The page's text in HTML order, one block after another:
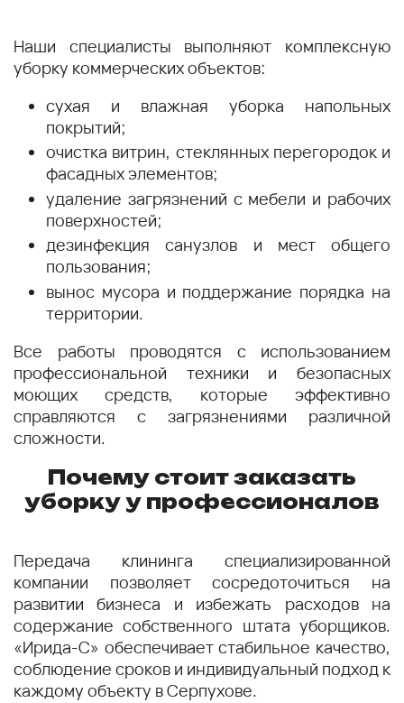
Наши специалисты выполняют комплексную
уборку коммерческих объектов:
сухая и влажная уборка напольных
покрытий;
очистка витрин, стеклянных перегородок и
фасадных элементов;
удаление загрязнений с мебели и рабочих
поверхностей;
дезинфекция санузлов и мест общего
пользования;
вынос мусора и поддержание порядка на
территории.
Все работы проводятся с использованием
профессиональной техники и безопасных
моющих средств, которые эффективно
справляются с загрязнениями различной
сложности.
Почему стоит заказать
уборку у профессионалов
Передача клининга специализированной
компании позволяет сосредоточиться на
развитии бизнеса и избежать расходов на
содержание собственного штата уборщиков.
«Ирида-С» обеспечивает стабильное качество,
соблюдение сроков и индивидуальный подход к
каждому объекту в Серпухове.